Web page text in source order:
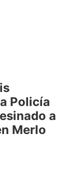
Policía
a
Merlo